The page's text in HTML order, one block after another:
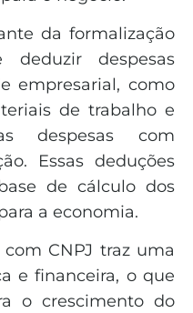
da formalização
despesas
empresarial, como
de trabalho e
despesas com
Essas deduções
de cálculo dos
a economia.
CNPJ traz uma
e financeira, o que
o crescimento do